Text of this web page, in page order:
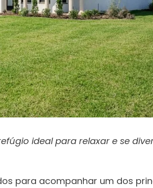
ideal para relaxar e se
para acompanhar um dos